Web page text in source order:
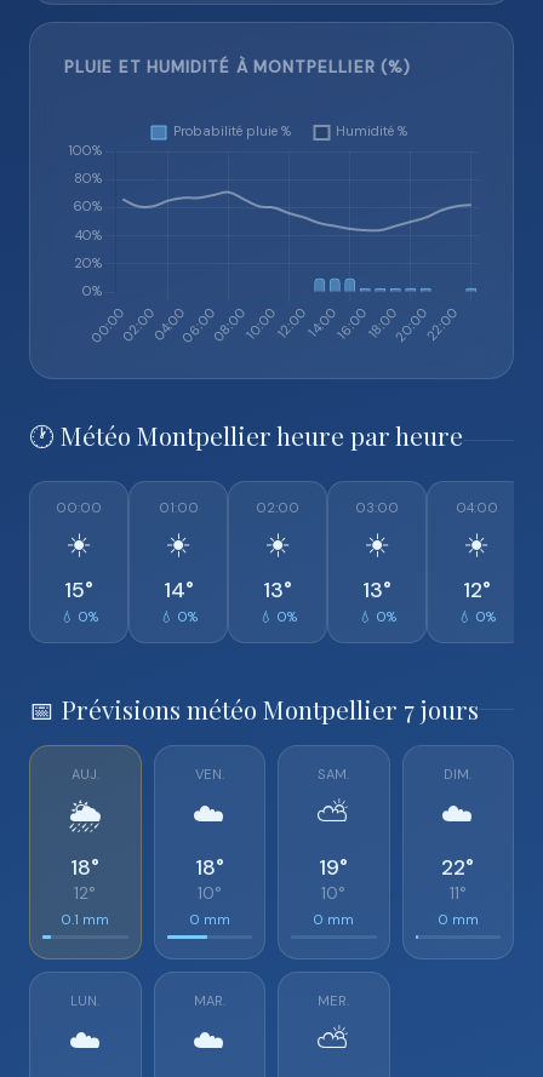
PLUIE ET HUMIDITÉ À MONTPELLIER (%)
🕐 Météo Montpellier heure par heure
00:00
☀️
15°
💧 0%
01:00
☀️
14°
💧 0%
02:00
☀️
13°
💧 0%
03:00
☀️
13°
💧 0%
04:00
☀️
12°
💧 0%
📅 Prévisions météo Montpellier 7 jours
AUJ.
🌦️
18°
12°
0.1 mm
VEN.
☁️
18°
10°
0 mm
SAM.
⛅
19°
10°
0 mm
DIM.
☁️
22°
11°
0 mm
LUN.
☁️
MAR.
☁️
MER.
⛅